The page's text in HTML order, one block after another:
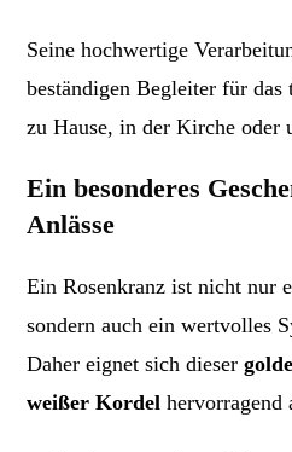
Seine hochwertige
beständigen Begleiter für
zu Hause, in der Kirche oder
Ein besonderes
Anlässe
Ein Rosenkranz ist nicht nur
sondern auch ein wertvolles
Daher eignet sich dieser
weißer Kordel hervorragend